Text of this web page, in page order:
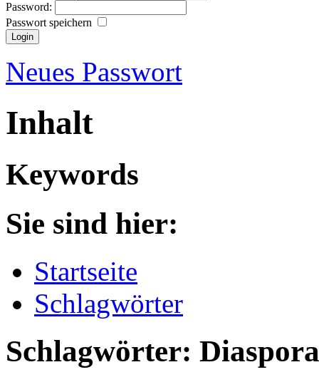
Password:
Passwort speichern
Neues Passwort
Inhalt
Keywords
Sie sind hier:
Startseite
Schlagwörter
Schlagwörter: Diaspora